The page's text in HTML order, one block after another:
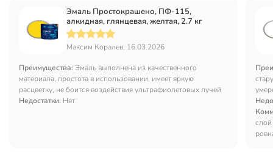
Эмаль Простокрашено, ПФ-115,
алкидная, глянцевая, желтая, 2.7 кг
Максим Коралев, 16.03.2026
Преимущества: Эмаль выполнена из качественного
материала, простота в использовании, имеет яркую
расцветку, не боится воздействия ультрафиолетовых лучей
Недостатки: Нет
слой